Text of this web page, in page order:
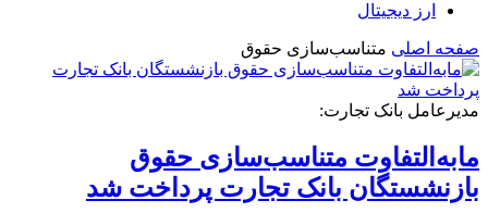
ارز دیجیتال
صفحه اصلی متناسب‌سازی حقوق
مدیرعامل بانک تجارت:
مابه‌التفاوت متناسب‌سازی حقوق
بازنشستگان بانک تجارت پرداخت شد